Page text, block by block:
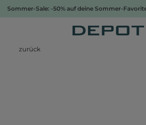
Sommer-Sale: -50% auf deine Sommer-
zurück